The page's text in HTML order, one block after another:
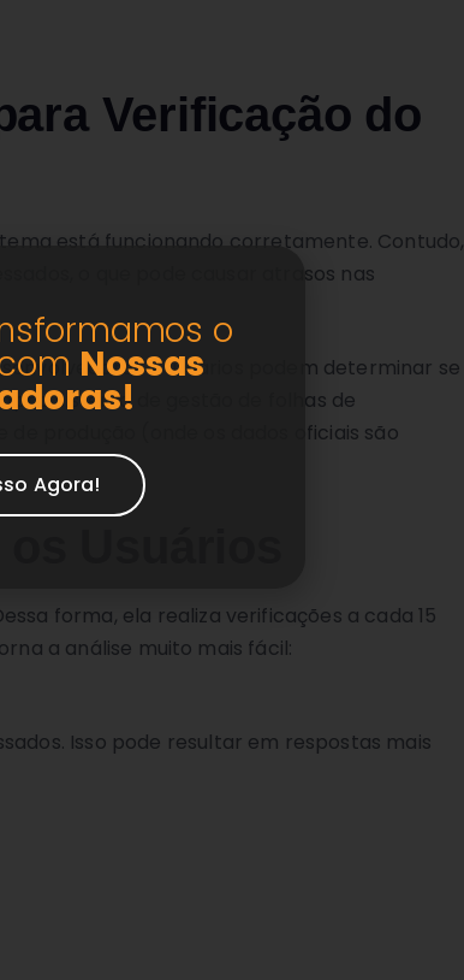
Verificação do
está funcionando corretamente. Contudo,
o que pode causar atrasos nas
e usuários podem determinar se
sistema de gestão de folhas de
produção (onde os dados oficiais são
Usuários
forma, ela realiza verificações a cada 15
a análise muito mais fácil:
Isso pode resultar em respostas mais
o
Nossas
Agora!